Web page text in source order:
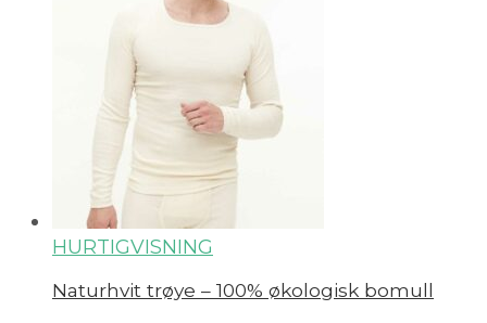
HURTIGVISNING
Naturhvit trøye – 100% økologisk bomull